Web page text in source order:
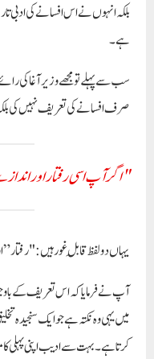
بلکہ انہوں نے اس افسانے کی ادبی
ہے۔
سب سے پہلے تو مجھےوزیر آغاکی
صرف افسانے کی تعریف نہیں کی
"اگر آپ اسی رفتار اور
یہاں دو لفظ قابلِ غور ہیں:"رفتار”
آپ نے فرمایا کہ اس تعریف کے
میں یہی وہ نکتہ ہے جو ایک سنجیدہ
کرتا ہے۔ بہت سے ادیب اپنی پہلی